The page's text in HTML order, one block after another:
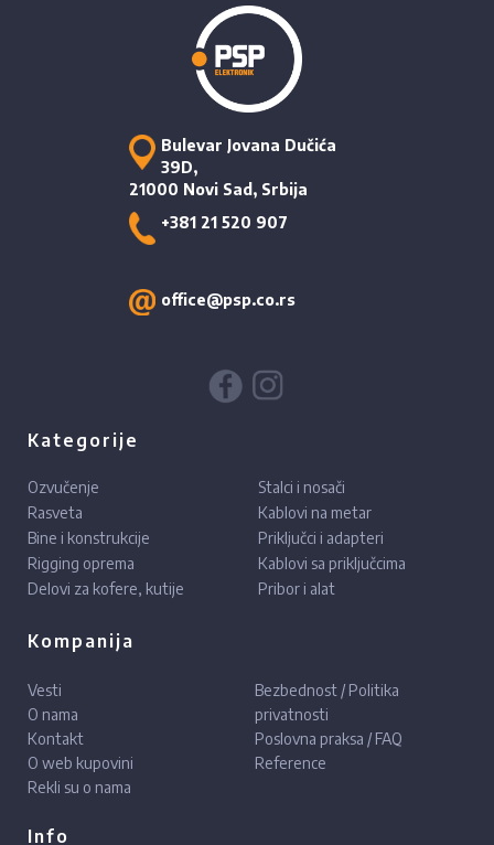
Bulevar Jovana Dučića
39D,
21000 Novi Sad, Srbija
+381 21 520 907
office@psp.co.rs
Kategorije
Ozvučenje
Rasveta
Bine i konstrukcije
Rigging oprema
Delovi za kofere, kutije
Stalci i nosači
Kablovi na metar
Priključci i adapteri
Kablovi sa priključcima
Pribor i alat
Kompanija
Vesti
O nama
Kontakt
O web kupovini
Rekli su o nama
Bezbednost / Politika
privatnosti
Poslovna praksa / FAQ
Reference
Info